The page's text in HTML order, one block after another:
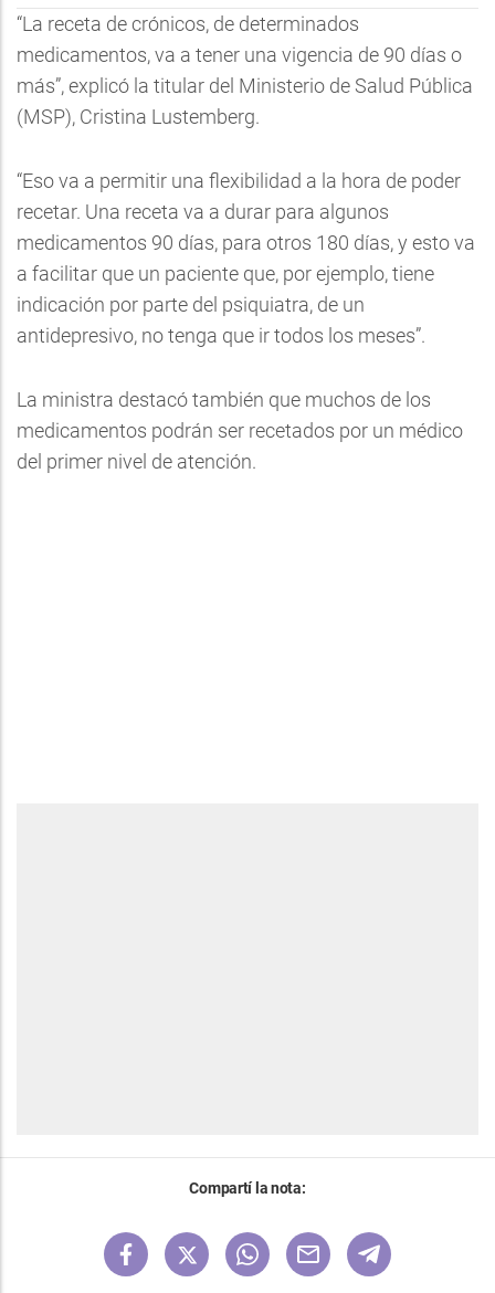
“La receta de crónicos, de determinados
medicamentos, va a tener una vigencia de 90 días o
más”, explicó la titular del Ministerio de Salud Pública
(MSP), Cristina Lustemberg.
“Eso va a permitir una flexibilidad a la hora de poder
recetar. Una receta va a durar para algunos
medicamentos 90 días, para otros 180 días, y esto va
a facilitar que un paciente que, por ejemplo, tiene
indicación por parte del psiquiatra, de un
antidepresivo, no tenga que ir todos los meses”.
La ministra destacó también que muchos de los
medicamentos podrán ser recetados por un médico
del primer nivel de atención.
Compartí la nota: